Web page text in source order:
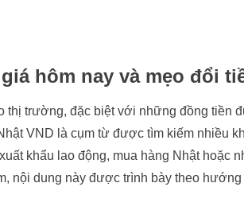
hôm nay và mẹo đổi
thị trường, đặc biệt với những đồng tiền
VND là cụm từ được tìm kiếm nhiều
khẩu lao động, mua hàng Nhật hoặc
nội dung này được trình bày theo hướng